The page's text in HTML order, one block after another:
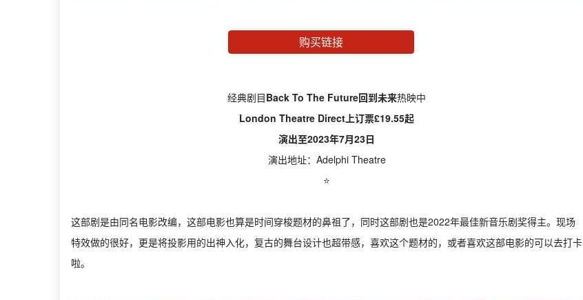
购买链接
经典剧目Back To The Future回到未来热映中
London Theatre Direct上订票£19.55起
演出至2023年7月23日
演出地址：Adelphi Theatre
⭐️
这部剧是由同名电影改编，这部电影也算是时间穿梭题材的鼻祖了，同时这部剧也是2022年最佳新音乐剧奖得主。现场
特效做的很好，更是将投影用的出神入化，复古的舞台设计也超带感，喜欢这个题材的，或者喜欢这部电影的可以去打卡
啦。